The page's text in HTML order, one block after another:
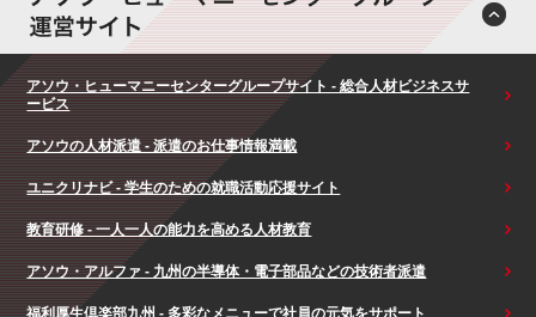
アソウ・ヒューマニーセンターグループサイト - 総合人材ビジネスサ
ービス
アソウの人材派遣 - 派遣のお仕事情報満載
ユニクリナビ - 学生のための就職活動応援サイト
教育研修 - 一人一人の能力を高める人材教育
アソウ・アルファ - 九州の半導体・電子部品などの技術者派遣
福利厚生倶楽部九州 - 多彩なメニューで社員の元気をサポート